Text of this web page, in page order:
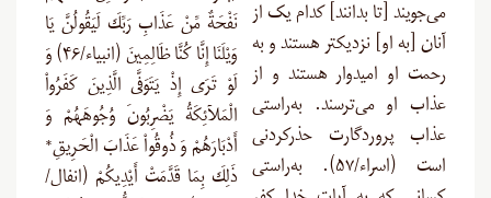
می‌جویند [تا بدانند] کدام یک از
آنان [به او] نزدیکتر هستند و به
رحمت او امیدوار هستند و از
عذاب او می‌ترسند. به‌راستی
عذاب پروردگارت حذرکردنی
است (اسراء/۵۷). به‌راستی
نَفْحَةٌ مِّنْ عَذَابِ رَبِّكَ لَيَقُولُنَّ يَا
وَيْلَنَا إِنَّا كُنَّا ظَالِمِينَ (انبياء/۴۶) وَ
لَوْ تَرَى إِذْ يَتَوَفَّى الَّذِينَ كَفَرُواْ
الْمَلآئِكَةُ يَضْرِبُونَ وُجُوهَهُمْ وَ
أَدْبَارَهُمْ وَ ذُوقُواْ عَذَابَ الْحَرِيقِ*
ذَلِكَ بِمَا قَدَّمَتْ أَيْدِيكُمْ (انفال/